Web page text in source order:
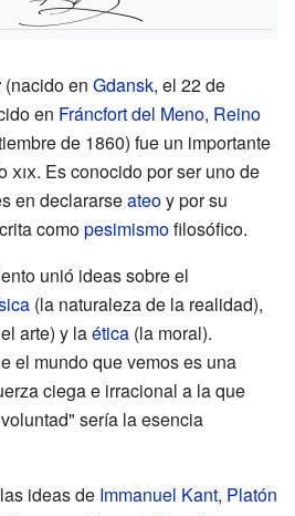
(nacido en Gdansk, el 22 de
en Fráncfort del Meno, Reino
de 1860) fue un importante
xix. Es conocido por ser uno de
en declararseateoy por su
comopesimismofilosófico.
unió ideas sobre el
(la naturaleza de la realidad),
arte) y laética (la moral).
el mundo que vemos es una
ciega e irracional a la que
sería la esencia
ideas de Immanuel Kant, Platón